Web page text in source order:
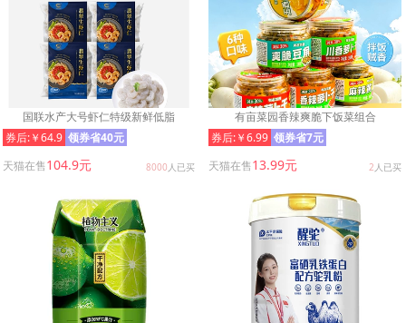
国联水产大号虾仁特级新鲜低脂
券后:￥64.9 领券省40元
天猫在售104.9元 8000 人已买
有亩菜园香辣爽脆下饭菜组合
券后:￥6.99 领券省7元
天猫在售13.99元 2 人已买